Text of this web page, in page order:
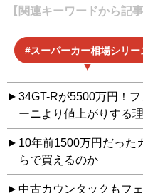
【関連キーワードから記
スーパーカー相場シリー
34GT-Rが5500万円！
ーニより値上がりする
10年前1500万円だった
らで買えるのか
中古カウンタックもフ